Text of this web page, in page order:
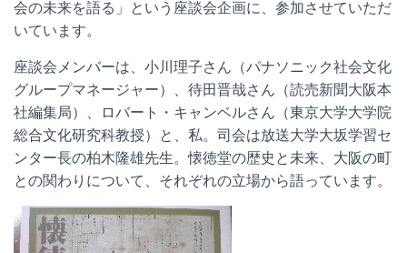
会の未来を語る」という座談会企画に、参加させていただ
いています。
座談会メンバーは、小川理子さん（パナソニック社会文化
グループマネージャー）、待田晋哉さん（読売新聞大阪本
社編集局）、ロバート・キャンベルさん（東京大学大学院
総合文化研究科教授）と、私。司会は放送大学大坂学習セ
ンター長の柏木隆雄先生。懐徳堂の歴史と未来、大阪の町
との関わりについて、それぞれの立場から語っています。